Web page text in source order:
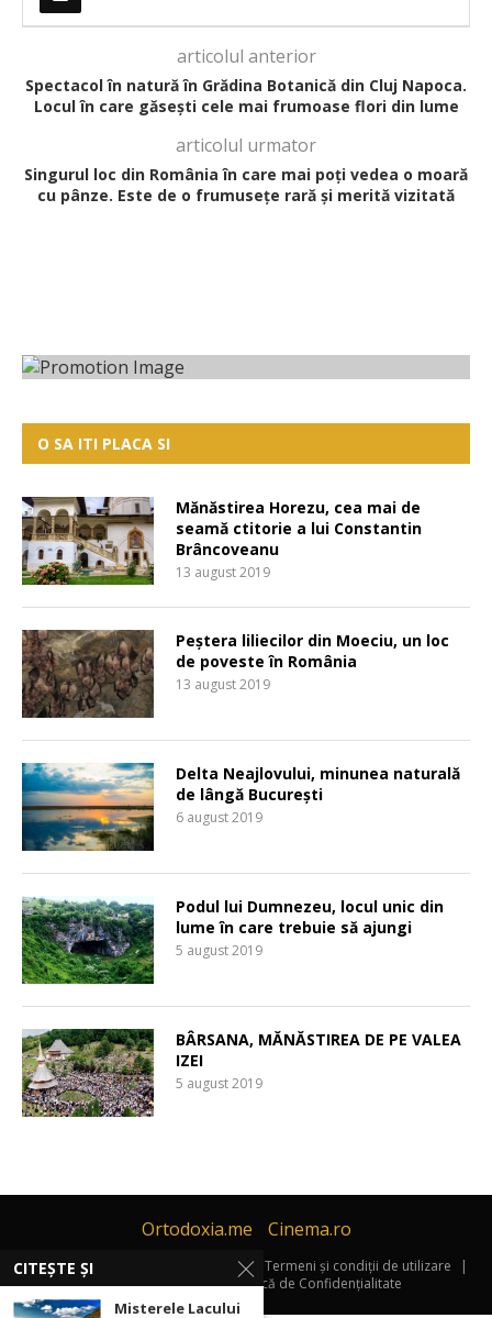
articolul anterior
Spectacol în natură în Grădina Botanică din Cluj Napoca.
Locul în care găsești cele mai frumoase flori din lume
articolul urmator
Singurul loc din România în care mai poți vedea o moară
cu pânze. Este de o frumusețe rară și merită vizitată
O SA ITI PLACA SI
Mănăstirea Horezu, cea mai de
seamă ctitorie a lui Constantin
Brâncoveanu
13 august 2019
Peștera liliecilor din Moeciu, un loc
de poveste în România
13 august 2019
Delta Neajlovului, minunea naturală
de lângă București
6 august 2019
Podul lui Dumnezeu, locul unic din
lume în care trebuie să ajungi
5 august 2019
BÂRSANA, MĂNĂSTIREA DE PE VALEA
IZEI
5 august 2019
Ortodoxia.me Cinema.ro
© 2007 - 2026 Travel.ro | Contact | Termeni și condiții de utilizare
|
Informatii Cookies | Politică de Confidențialitate
CITEȘTE ȘI
Misterele Lacului